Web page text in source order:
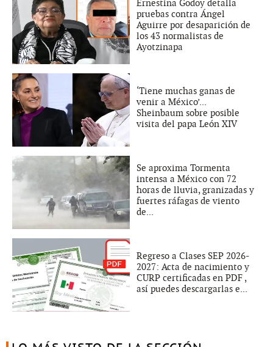
Ernestina Godoy detalla
pruebas contra Ángel
Aguirre por desaparición de
los 43 normalistas de
Ayotzinapa
‘Tiene muchas ganas de
venir a México’...
Sheinbaum sobre posible
visita del papa León XIV
Se aproxima Tormenta
intensa a México con 72
horas de lluvia, granizadas y
fuertes ráfagas de viento
de...
Regreso a Clases SEP 2026-
2027: Acta de nacimiento y
CURP certificadas en PDF ,
así puedes descargarlas e...